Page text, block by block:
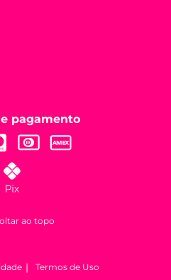
pagamento
ao topo
Termos de Uso